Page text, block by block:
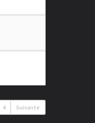
4 Suivante